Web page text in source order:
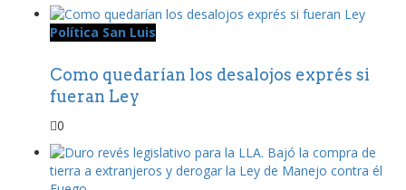
Política San Luis
Como quedarían los desalojos exprés si
fueran Ley
0